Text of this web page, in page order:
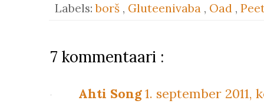
Labels:borš , Gluteenivaba , Oad ,
7 kommentaari :
Ahti Song 1. september 2011,